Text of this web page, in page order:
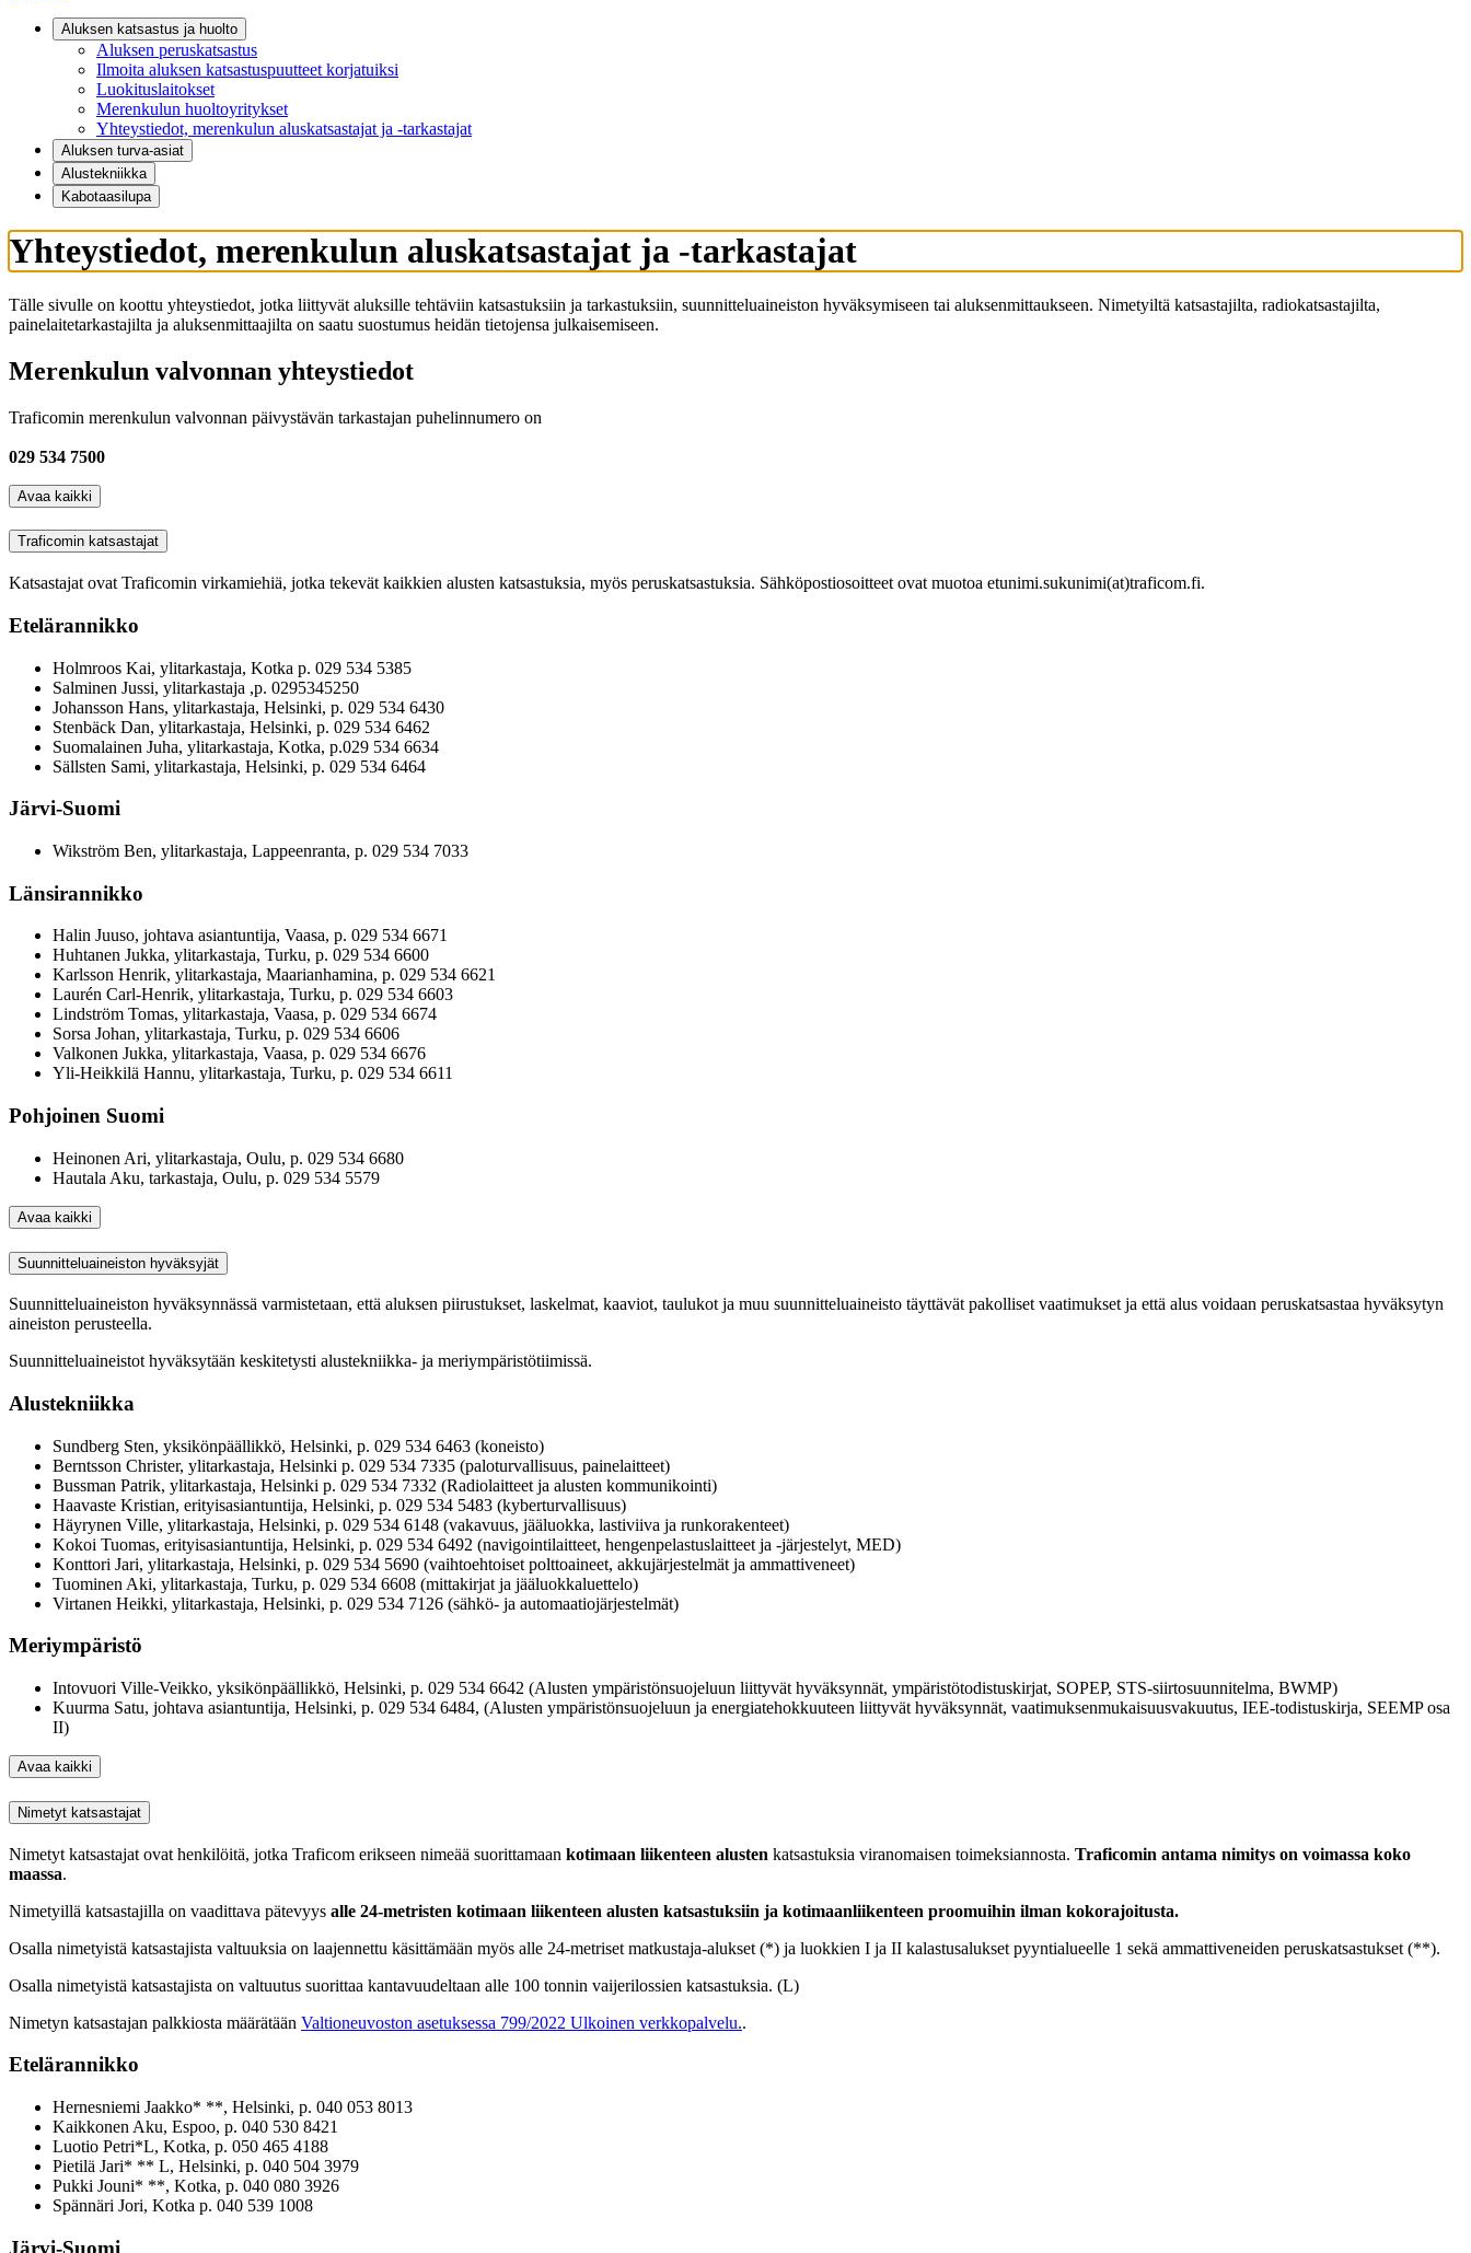
Aluksen katsastus ja huolto
Aluksen peruskatsastus
Ilmoita aluksen katsastuspuutteet korjatuiksi
Luokituslaitokset
Merenkulun huoltoyritykset
Yhteystiedot, merenkulun aluskatsastajat ja -tarkastajat
Aluksen turva-asiat
Alustekniikka
Kabotaasilupa
Yhteystiedot, merenkulun aluskatsastajat ja -tarkastajat
Tälle sivulle on koottu yhteystiedot, jotka liittyvät aluksille tehtäviin katsastuksiin ja tarkastuksiin, suunnitteluaineiston hyväksymiseen tai aluksenmittaukseen. Nimetyiltä katsastajilta, radiokatsastajilta,
painelaitetarkastajilta ja aluksenmittaajilta on saatu suostumus heidän tietojensa julkaisemiseen.
Merenkulun valvonnan yhteystiedot
Traficomin merenkulun valvonnan päivystävän tarkastajan puhelinnumero on
029 534 7500
Avaa kaikki
Traficomin katsastajat
Katsastajat ovat Traficomin virkamiehiä, jotka tekevät kaikkien alusten katsastuksia, myös peruskatsastuksia. Sähköpostiosoitteet ovat muotoa etunimi.sukunimi(at)traficom.fi.
Etelärannikko
Holmroos Kai, ylitarkastaja, Kotka p. 029 534 5385
Salminen Jussi, ylitarkastaja ,p. 0295345250
Johansson Hans, ylitarkastaja, Helsinki, p. 029 534 6430
Stenbäck Dan, ylitarkastaja, Helsinki, p. 029 534 6462
Suomalainen Juha, ylitarkastaja, Kotka, p.029 534 6634
Sällsten Sami, ylitarkastaja, Helsinki, p. 029 534 6464
Järvi-Suomi
Wikström Ben, ylitarkastaja, Lappeenranta, p. 029 534 7033
Länsirannikko
Halin Juuso, johtava asiantuntija, Vaasa, p. 029 534 6671
Huhtanen Jukka, ylitarkastaja, Turku, p. 029 534 6600
Karlsson Henrik, ylitarkastaja, Maarianhamina, p. 029 534 6621
Laurén Carl-Henrik, ylitarkastaja, Turku, p. 029 534 6603
Lindström Tomas, ylitarkastaja, Vaasa, p. 029 534 6674
Sorsa Johan, ylitarkastaja, Turku, p. 029 534 6606
Valkonen Jukka, ylitarkastaja, Vaasa, p. 029 534 6676
Yli-Heikkilä Hannu, ylitarkastaja, Turku, p. 029 534 6611
Pohjoinen Suomi
Heinonen Ari, ylitarkastaja, Oulu, p. 029 534 6680
Hautala Aku, tarkastaja, Oulu, p. 029 534 5579
Avaa kaikki
Suunnitteluaineiston hyväksyjät
Suunnitteluaineiston hyväksynnässä varmistetaan, että aluksen piirustukset, laskelmat, kaaviot, taulukot ja muu suunnitteluaineisto täyttävät pakolliset vaatimukset ja että alus voidaan peruskatsastaa hyväksytyn
aineiston perusteella.
Suunnitteluaineistot hyväksytään keskitetysti alustekniikka- ja meriympäristötiimissä.
Alustekniikka
Sundberg Sten, yksikönpäällikkö, Helsinki, p. 029 534 6463 (koneisto)
Berntsson Christer, ylitarkastaja, Helsinki p. 029 534 7335 (paloturvallisuus, painelaitteet)
Bussman Patrik, ylitarkastaja, Helsinki p. 029 534 7332 (Radiolaitteet ja alusten kommunikointi)
Haavaste Kristian, erityisasiantuntija, Helsinki, p. 029 534 5483 (kyberturvallisuus)
Häyrynen Ville, ylitarkastaja, Helsinki, p. 029 534 6148 (vakavuus, jääluokka, lastiviiva ja runkorakenteet)
Kokoi Tuomas, erityisasiantuntija, Helsinki, p. 029 534 6492 (navigointilaitteet, hengenpelastuslaitteet ja -järjestelyt, MED)
Konttori Jari, ylitarkastaja, Helsinki, p. 029 534 5690 (vaihtoehtoiset polttoaineet, akkujärjestelmät ja ammattiveneet)
Tuominen Aki, ylitarkastaja, Turku, p. 029 534 6608 (mittakirjat ja jääluokkaluettelo)
Virtanen Heikki, ylitarkastaja, Helsinki, p. 029 534 7126 (sähkö- ja automaatiojärjestelmät)
Meriympäristö
Intovuori Ville-Veikko, yksikönpäällikkö, Helsinki, p. 029 534 6642 (Alusten ympäristönsuojeluun liittyvät hyväksynnät, ympäristötodistuskirjat, SOPEP, STS-siirtosuunnitelma, BWMP)
Kuurma Satu, johtava asiantuntija, Helsinki, p. 029 534 6484, (Alusten ympäristönsuojeluun ja energiatehokkuuteen liittyvät hyväksynnät, vaatimuksenmukaisuusvakuutus, IEE-todistuskirja, SEEMP osa
II)
Avaa kaikki
Nimetyt katsastajat
Nimetyt katsastajat ovat henkilöitä, jotka Traficom erikseen nimeää suorittamaan kotimaan liikenteen alusten katsastuksia viranomaisen toimeksiannosta. Traficomin antama nimitys on voimassa koko
maassa.
Nimetyillä katsastajilla on vaadittava pätevyys alle 24-metristen kotimaan liikenteen alusten katsastuksiin ja kotimaanliikenteen proomuihin ilman kokorajoitusta.
Osalla nimetyistä katsastajista valtuuksia on laajennettu käsittämään myös alle 24-metriset matkustaja-alukset (*) ja luokkien I ja II kalastusalukset pyyntialueelle 1 sekä ammattiveneiden peruskatsastukset (**).
Osalla nimetyistä katsastajista on valtuutus suorittaa kantavuudeltaan alle 100 tonnin vaijerilossien katsastuksia. (L)
Nimetyn katsastajan palkkiosta määrätään Valtioneuvoston asetuksessa 799/2022 Ulkoinen verkkopalvelu..
Etelärannikko
Hernesniemi Jaakko* **, Helsinki, p. 040 053 8013
Kaikkonen Aku, Espoo, p. 040 530 8421
Luotio Petri*L, Kotka, p. 050 465 4188
Pietilä Jari* ** L, Helsinki, p. 040 504 3979
Pukki Jouni* **, Kotka, p. 040 080 3926
Spännäri Jori, Kotka p. 040 539 1008
Järvi-Suomi